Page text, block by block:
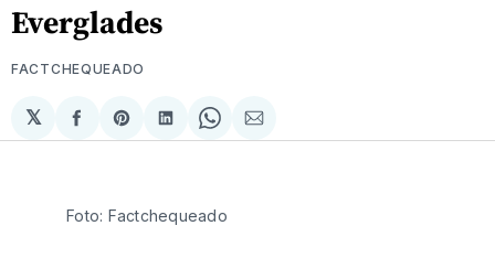
Everglades
FACTCHEQUEADO
𝕏
Compartir
en
Share
on
Compartir
en
Share
on
Compartir
via
Foto: Factchequeado